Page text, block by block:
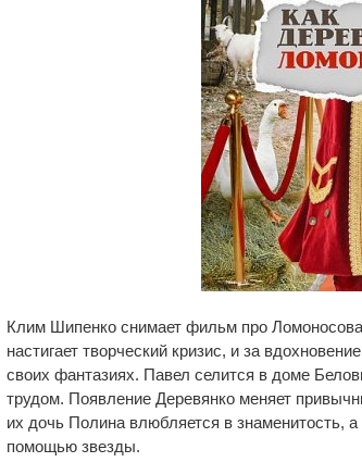
Клим Шипенко снимает фильм про
настигает творческий кризис, и за
своих фантазиях. Павел селится в доме
трудом. Появление Деревянко меняет
их дочь Полина влюбляется в знаменитость,
помощью звезды.